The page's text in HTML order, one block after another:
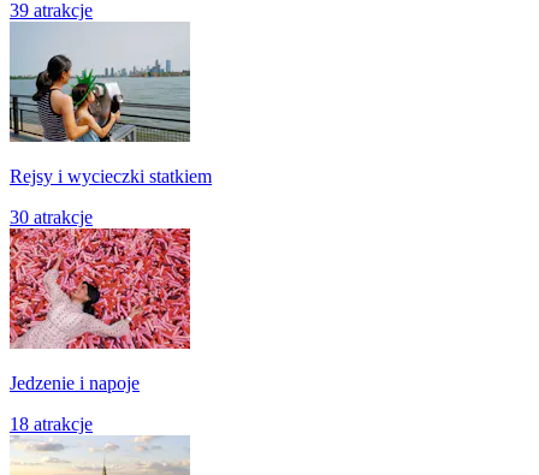
39 atrakcje
Rejsy i wycieczki statkiem
30 atrakcje
Jedzenie i napoje
18 atrakcje